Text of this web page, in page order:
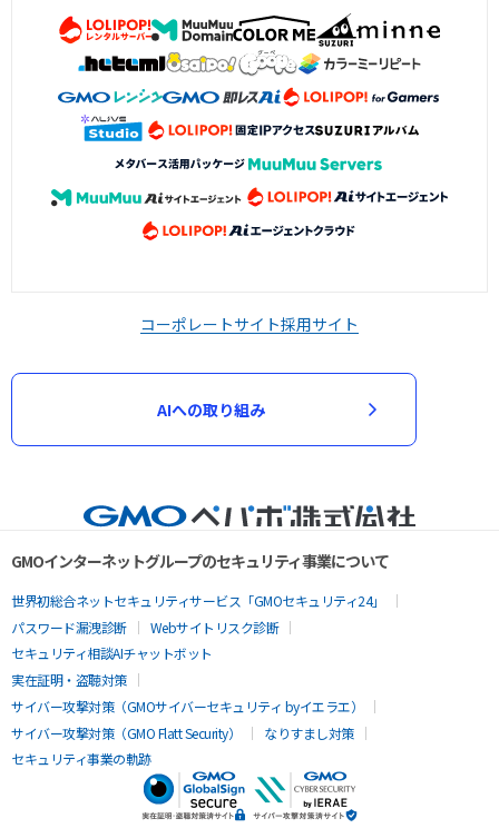
コーポレートサイト採用サイト
AIへの取り組み
GMOインターネットグループのセキュリティ事業について
世界初総合ネットセキュリティサービス「GMOセキュリティ24」
パスワード漏洩診断
Webサイトリスク診断
セキュリティ相談AIチャットボット
実在証明・盗聴対策
サイバー攻撃対策（GMOサイバーセキュリティ byイエラエ）
サイバー攻撃対策（GMO Flatt Security）
なりすまし対策
セキュリティ事業の軌跡